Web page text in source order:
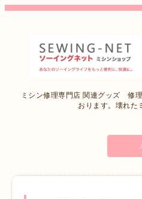
ミシン修理専門店 関連グッズ 修
おります。壊れた